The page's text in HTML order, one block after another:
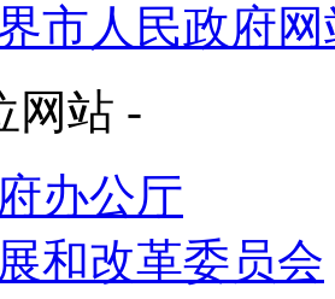
市人民政府网
网站 -
办公厅
和改革委员会